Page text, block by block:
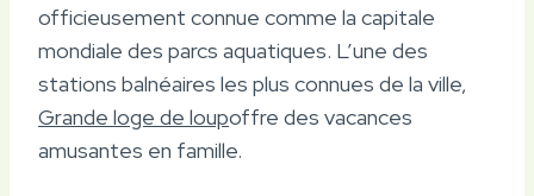
officieusement connue comme la capitale
mondiale des parcs aquatiques. L’une des
stations balnéaires les plus connues de la ville,
Grande loge de loupoffre des vacances
amusantes en famille.